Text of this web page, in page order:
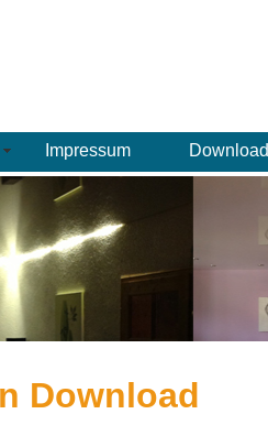
Impressum Download
Download